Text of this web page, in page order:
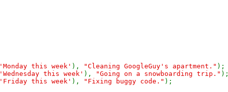
'Monday this week' ), "Cleaning GoogleGuy's apartment." );
'Wednesday this week' ), "Going on a snowboarding trip." );
'Friday this week' ), "Fixing buggy code." );